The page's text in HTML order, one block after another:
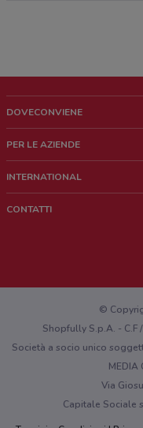
DOVECONVIENE
Chi siamo
Lavora con noi
PER LE AZIENDE
Richieste commerciali e
INTERNATIONAL
CONTATTI
Hai un malfunzionamento sul
©
Shopfully S.p.A. - C.F
Società a socio unico
Via
Capitale Sociale